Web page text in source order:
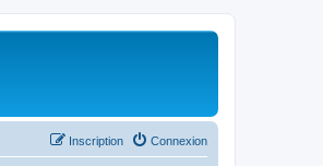
Connexion
Inscription